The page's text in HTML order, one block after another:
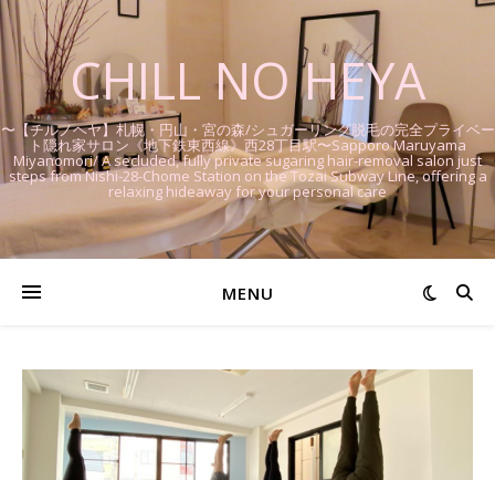
CHILL NO HEYA
〜【チルノヘヤ】札幌・円山・宮の森/シュガーリング脱毛の完全プライベー
ト隠れ家サロン《地下鉄東西線》西28丁目駅〜Sapporo Maruyama
Miyanomori/ A secluded, fully private sugaring hair-removal salon just
steps from Nishi-28-Chome Station on the Tozai Subway Line, offering a
relaxing hideaway for your personal care
MENU